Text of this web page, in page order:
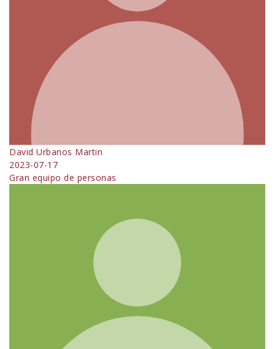
David Urbanos Martin
2023-07-17
Gran equipo de personas